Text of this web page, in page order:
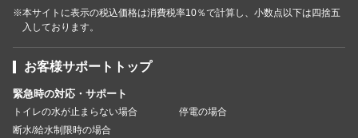
※本サイトに表示の税込価格は消費税率10％で計算し、小数点以下は四捨五
入しております。
お客様サポートトップ
緊急時の対応・サポート
トイレの水が止まらない場合
停電の場合
断水/給水制限時の場合